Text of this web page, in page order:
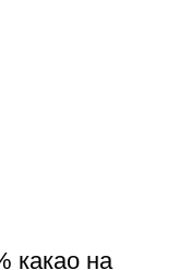
какао на